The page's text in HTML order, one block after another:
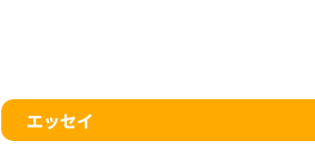
エッセイ